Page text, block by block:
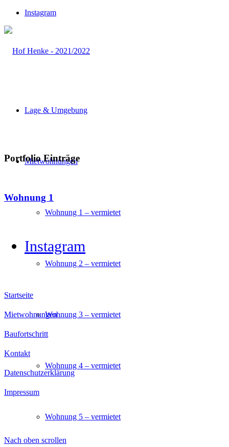
Instagram
Lage & Umgebung
Mietwohnungen
Wohnung 1 – vermietet
Wohnung 2 – vermietet
Wohnung 3 – vermietet
Wohnung 4 – vermietet
Wohnung 5 – vermietet
Portfolio Einträge
Wohnung 1
Instagram
Startseite
Mietwohnungen
Baufortschritt
Kontakt
Datenschutzerklärung
Impressum
Nach oben scrollen